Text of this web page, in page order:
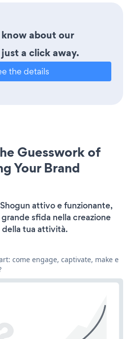
about our
a click away.
the details
Guesswork of
Your Brand
attivo e funzionante,
sfida nella creazione
della tua attività.
come engage, captivate, make e